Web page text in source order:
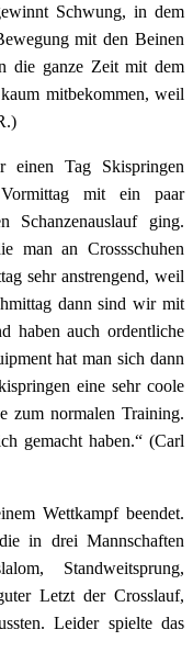
Schwung, in dem
mit den Beinen
die ganze Zeit mit dem
mitbekommen, weil
einen Tag Skispringen
mit ein paar
Schanzenauslauf ging.
man an Crossschuhen
sehr anstrengend, weil
dann sind wir mit
haben auch ordentliche
hat man sich dann
eine sehr coole
zum normalen Training.
gemacht haben.“ (Carl
Wettkampf beendet.
in drei Mannschaften
Standweitsprung,
Letzt der Crosslauf,
Leider spielte das